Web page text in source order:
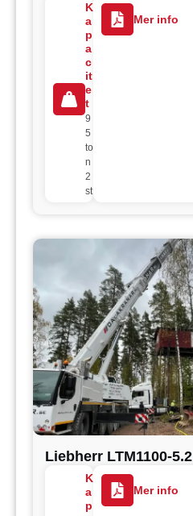
K
a
p
a
c
it
e
t
9
5
to
n
2
st
Mer info
Liebherr LTM1100-5.2
K
a
p
Mer info